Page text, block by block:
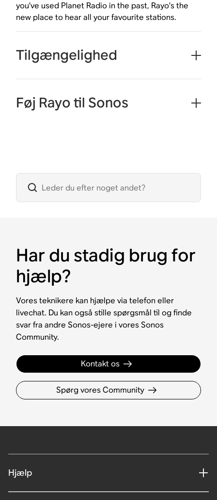
you’ve used Planet Radio in the past, Rayo’s the
new place to hear all your favourite stations.
Tilgængelighed
Føj Rayo til Sonos
Har du stadig brug for
hjælp?
Vores teknikere kan hjælpe via telefon eller
livechat. Du kan også stille spørgsmål til og finde
svar fra andre Sonos-ejere i vores Sonos
Community.
Kontakt os
Spørg vores Community
Hjælp